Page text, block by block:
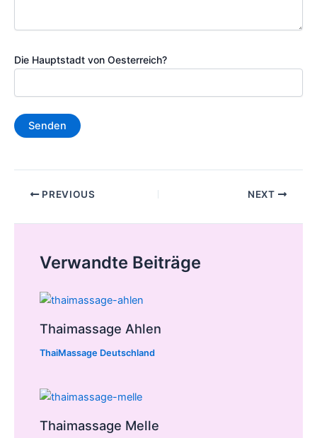
Die Hauptstadt von Oesterreich?
Post PREVIOUS NEXT
Verwandte Beiträge
Thaimassage Ahlen
ThaiMassage Deutschland
Thaimassage Melle